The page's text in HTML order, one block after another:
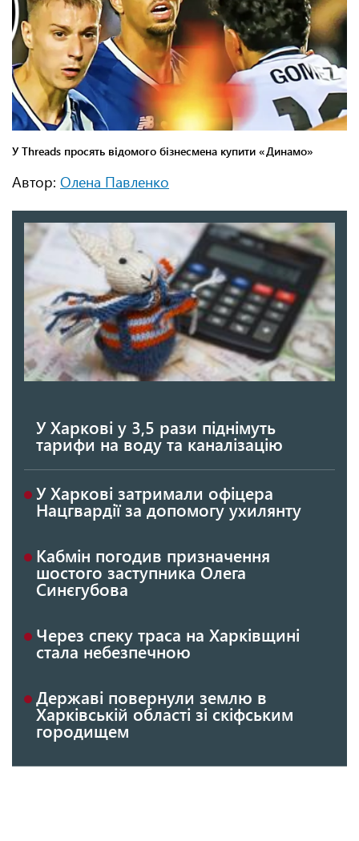
Автор: Олена Павленко
У Харкові у 3,5 рази піднімуть
тарифи на воду та каналізацію
У Харкові затримали офіцера
Нацгвардії за допомогу ухилянту
Кабмін погодив призначення
шостого заступника Олега
Синєгубова
Через спеку траса на Харківщині
стала небезпечною
Державі повернули землю в
Харківській області зі скіфським
городищем